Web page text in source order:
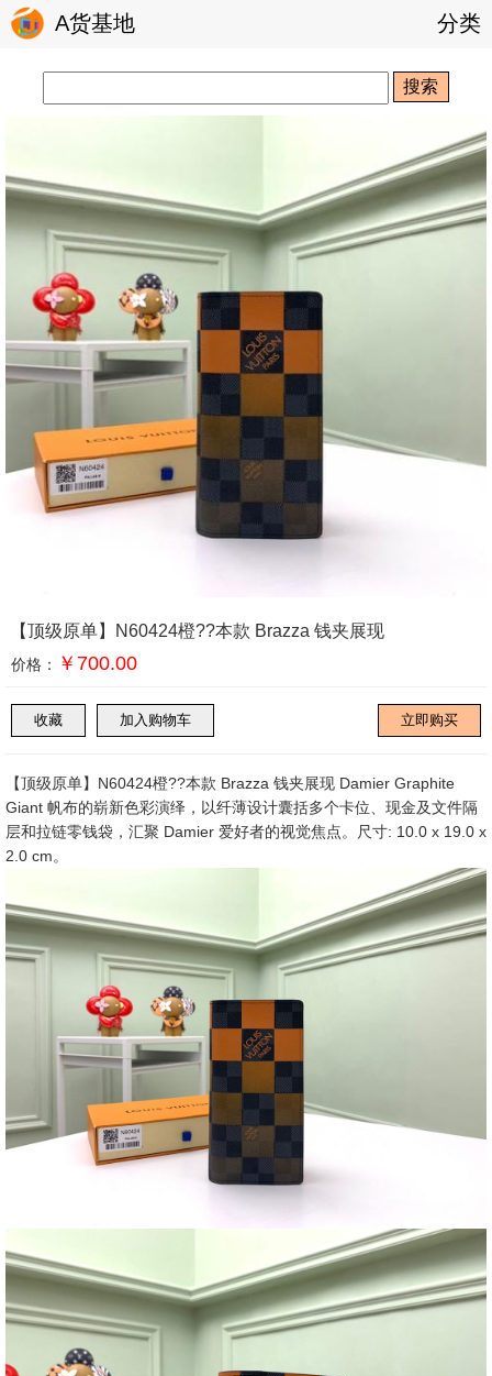
A货基地 分类
搜索
【顶级原单】N60424橙??本款 Brazza 钱夹展现
价格： ￥700.00
【顶级原单】N60424橙??本款 Brazza 钱夹展现 Damier Graphite
Giant 帆布的崭新色彩演绎，以纤薄设计囊括多个卡位、现金及文件隔
层和拉链零钱袋，汇聚 Damier 爱好者的视觉焦点。尺寸: 10.0 x 19.0 x
2.0 cm。